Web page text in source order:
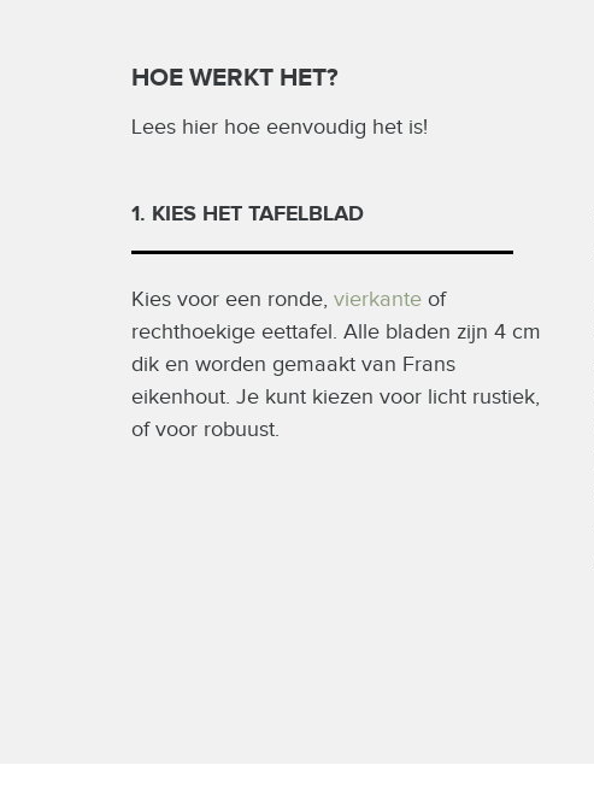
HOE WERKT HET?
Lees hier hoe eenvoudig het is!
1. KIES HET TAFELBLAD
Kies voor een ronde, vierkante of
rechthoekige eettafel. Alle bladen zijn 4 cm
dik en worden gemaakt van Frans
eikenhout. Je kunt kiezen voor licht rustiek,
of voor robuust.